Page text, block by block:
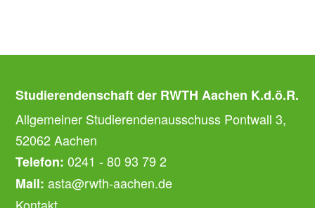
Studierendenschaft der RWTH Aachen K.d.ö.R.
Allgemeiner Studierendenausschuss Pontwall 3,
52062 Aachen
Telefon: 0241 - 80 93 79 2
Mail: asta@rwth-aachen.de